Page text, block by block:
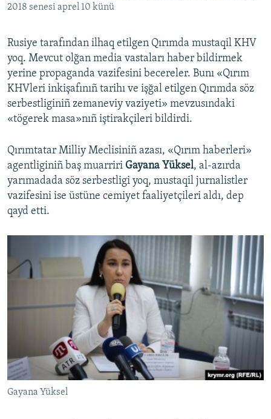
RFE/RS bütün saytları
2018 senesi aprel 10 künü
Rusiye tarafından ilhaq etilgen Qırımda mustaqil KHV
yoq. Mevcut olğan media vastaları haber bildirmek
yerine propaganda vazifesini becereler. Bunı «Qırım
KHVleri inkişafınıñ tarihı ve işğal etilgen Qırımda söz
serbestliginiñ zemaneviy vaziyeti» mevzusındaki
«tögerek masa»nıñ iştirakçileri bildirdi.
Qırımtatar Milliy Meclisiniñ azası, «Qırım haberleri»
agentliginiñ baş muarriri Gayana Yüksel, al-azırda
yarımadada söz serbestligi yoq, mustaqil jurnalistler
vazifesini ise üstüne cemiyet faaliyetçileri aldı, dep
qayd etti.
Gayana Yüksel